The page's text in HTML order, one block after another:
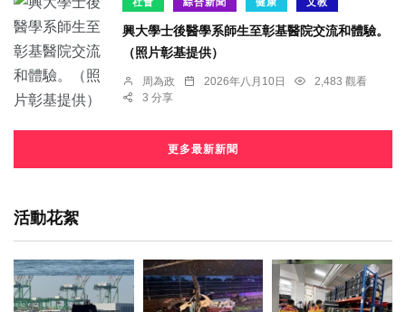
興大學士後醫學系師生至彰基醫院交流和體驗。
（照片彰基提供）
周為政 2026年八月10日
2,483 觀看
3 分享
更多最新新聞
活動花絮